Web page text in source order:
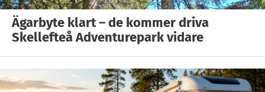
Ägarbyte klart – de kommer driva
Skellefteå Adventurepark vidare